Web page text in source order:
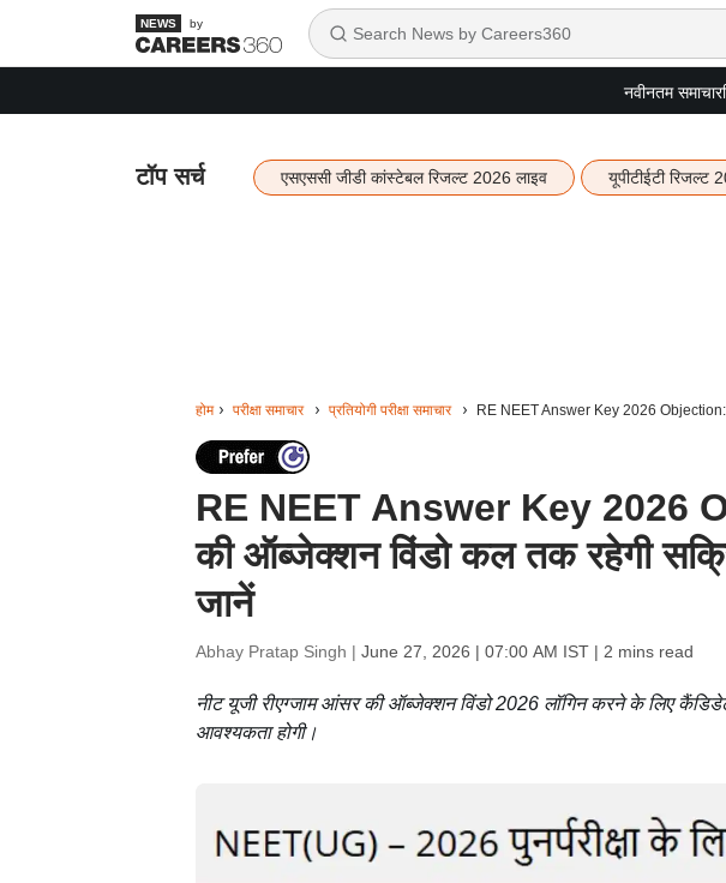
by
नवीनतम समाचार
टॉप सर्च एसएससी जीडी कांस्टेबल रिजल्ट 2026 लाइव यूपीटीईटी रिजल्ट
होम परीक्षा समाचार प्रतियोगी परीक्षा समाचार RE NEET Answer Key 2026 Objection:
RE NEET Answer Key 2026
की ऑब्जेक्शन विंडो कल तक रहेगी
जानें
Abhay Pratap Singh | June 27, 2026 | 07:00 AM IST| 2 mins read
नीट यूजी रीएग्जाम आंसर की ऑब्जेक्शन विंडो 2026 लॉगिन करने के लिए
आवश्यकता होगी।